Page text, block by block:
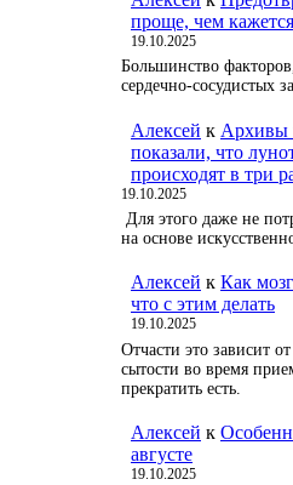
проще, чем кажется
19.10.2025
Большинство
сердечно-сосудистых
Алексей к Архивы
показали, что
происходят в три
19.10.2025
Для этого даже не
на основе
Алексей к Как
что с этим делать
19.10.2025
Отчасти это зависит
сытости во время
прекратить есть.
Алексей к
августе
19.10.2025